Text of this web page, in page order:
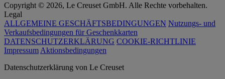
Copyright © 2026, Le Creuset GmbH. Alle Rechte vorbehalten.
Legal
ALLGEMEINE GESCHÄFTSBEDINGUNGEN Nutzungs- und
Verkaufsbedingungen für Geschenkkarten
DATENSCHUTZERKLÄRUNG COOKIE-RICHTLINIE
Impressum Aktionsbedingungen
Datenschutz­erklärung von Le Creuset